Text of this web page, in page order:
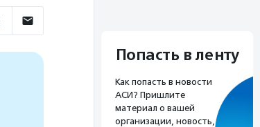
Попасть в ленту
Как попасть в новости
АСИ? Пришлите
материал о вашей
организации, новость,